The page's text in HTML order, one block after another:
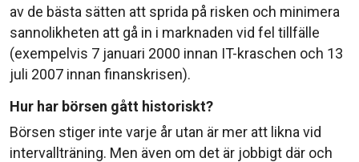
av de bästa sätten att sprida på risken och minimera
sannolikheten att gå in i marknaden vid fel tillfälle
(exempelvis 7 januari 2000 innan IT-kraschen och 13
juli 2007 innan finanskrisen).
Hur har börsen gått historiskt?
Börsen stiger inte varje år utan är mer att likna vid
intervallträning. Men även om det är jobbigt där och